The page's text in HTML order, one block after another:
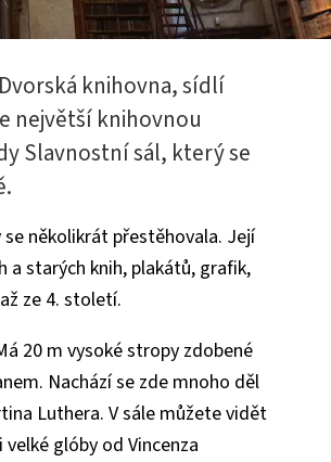
knihovna, sídlí
největší knihovnou
Slavnostní sál, který se
několikrát přestěhovala. Její
a starých knih, plakátů, grafik,
ze 4. století.
20 m vysoké stropy zdobené
Nachází se zde mnoho děl
Luthera. V sále můžete vidět
glóby od Vincenza